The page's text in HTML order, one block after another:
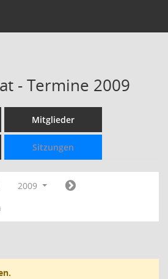
- Termine 2009
Mitglieder
Sitzungen
2009